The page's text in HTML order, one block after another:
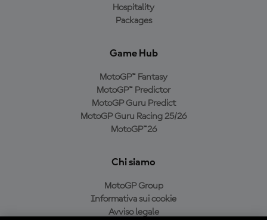
Hospitality
Packages
Game Hub
MotoGP™ Fantasy
MotoGP™ Predictor
MotoGP Guru Predict
MotoGP Guru Racing 25/26
MotoGP™26
Chi siamo
MotoGP Group
Informativa sui cookie
Avviso legale